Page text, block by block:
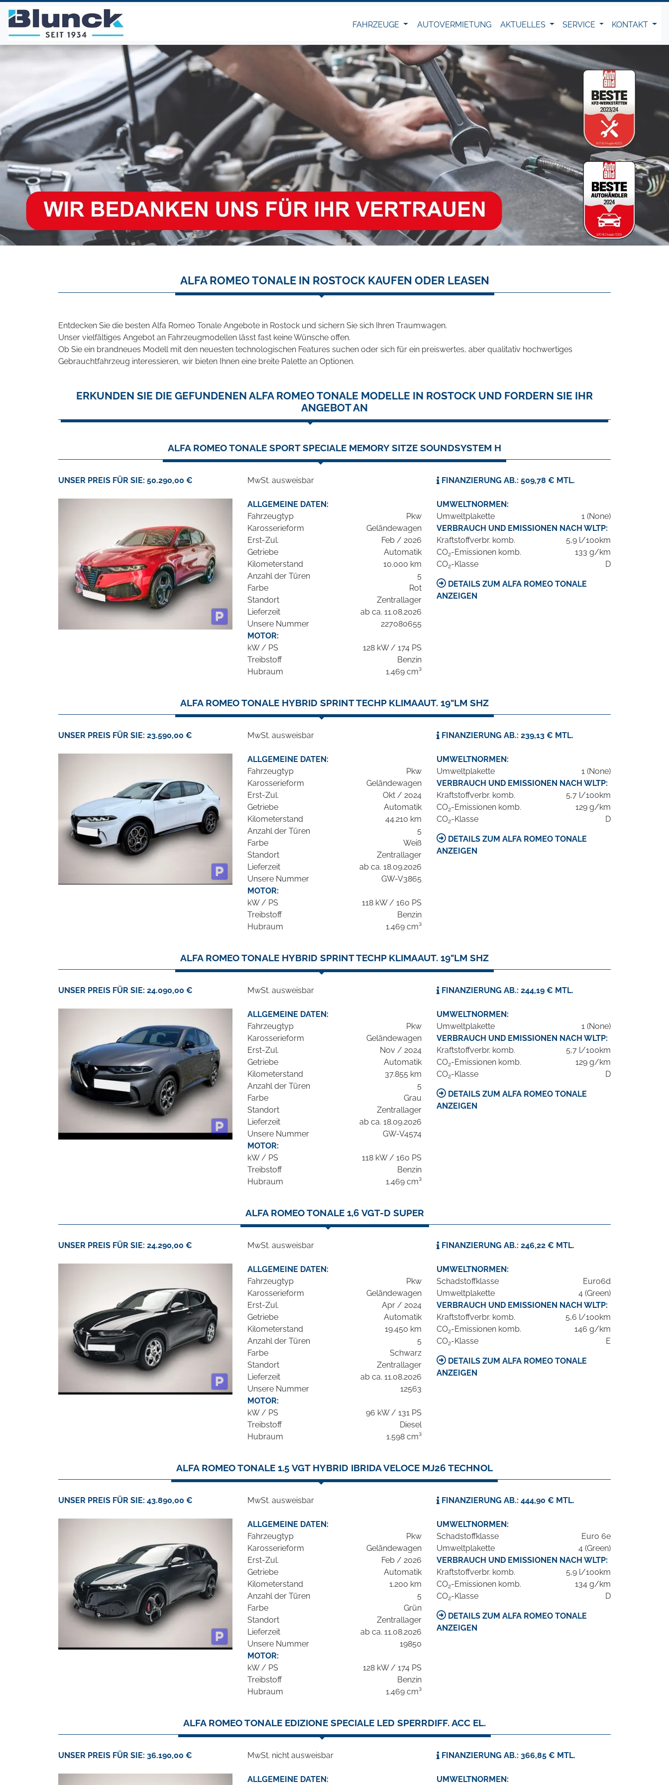
FAHRZEUGE AUTOVERMIETUNG AKTUELLES SERVICE KONTAKT
ALFA ROMEO TONALE IN ROSTOCK KAUFEN ODER LEASEN
Entdecken Sie die besten Alfa Romeo Tonale Angebote in Rostock und sichern Sie sich Ihren Traumwagen.
Unser vielfältiges Angebot an Fahrzeugmodellen lässt fast keine Wünsche offen.
Ob Sie ein brandneues Modell mit den neuesten technologischen Features suchen oder sich für ein preiswertes, aber qualitativ hochwertiges
Gebrauchtfahrzeug interessieren, wir bieten Ihnen eine breite Palette an Optionen.
ERKUNDEN SIE DIE GEFUNDENEN ALFA ROMEO TONALE MODELLE IN ROSTOCK UND FORDERN SIE IHR
ANGEBOT AN
ALFA ROMEO TONALE SPORT SPECIALE MEMORY SITZE SOUNDSYSTEM H
UNSER PREIS FÜR SIE: 50.290,00 € MwSt. ausweisbar FINANZIERUNG AB.: 509,78 € MTL.
ALLGEMEINE DATEN:
Fahrzeugtyp
Pkw
Karosserieform
Geländewagen
Erst-Zul.
Feb / 2026
Getriebe
Automatik
Kilometerstand
10.000 km
Anzahl der Türen
5
Farbe
Rot
Standort
Zentrallager
Lieferzeit
ab ca. 11.08.2026
Unsere Nummer
227080655
MOTOR:
kW / PS
128 kW / 174 PS
Treibstoff
Benzin
Hubraum
1.469 cm³
UMWELTNORMEN:
Umweltplakette
1 (None)
VERBRAUCH UND EMISSIONEN NACH WLTP:
Kraftstoffverbr. komb.
5,9 l/100km
CO2-Emissionen komb.
133 g/km
CO2-Klasse D
DETAILS ZUM ALFA ROMEO TONALE
ANZEIGEN
ALFA ROMEO TONALE HYBRID SPRINT TECHP KLIMAAUT. 19"LM SHZ
UNSER PREIS FÜR SIE: 23.590,00 € MwSt. ausweisbar FINANZIERUNG AB.: 239,13 € MTL.
ALLGEMEINE DATEN:
Fahrzeugtyp
Pkw
Karosserieform
Geländewagen
Erst-Zul.
Okt / 2024
Getriebe
Automatik
Kilometerstand
44.210 km
Anzahl der Türen
5
Farbe
Weiß
Standort
Zentrallager
Lieferzeit
ab ca. 18.09.2026
Unsere Nummer
GW-V3865
MOTOR:
kW / PS
118 kW / 160 PS
Treibstoff
Benzin
Hubraum
1.469 cm³
UMWELTNORMEN:
Umweltplakette
1 (None)
VERBRAUCH UND EMISSIONEN NACH WLTP:
Kraftstoffverbr. komb.
5,7 l/100km
CO2-Emissionen komb.
129 g/km
CO2-Klasse D
DETAILS ZUM ALFA ROMEO TONALE
ANZEIGEN
ALFA ROMEO TONALE HYBRID SPRINT TECHP KLIMAAUT. 19"LM SHZ
UNSER PREIS FÜR SIE: 24.090,00 € MwSt. ausweisbar FINANZIERUNG AB.: 244,19 € MTL.
ALLGEMEINE DATEN:
Fahrzeugtyp
Pkw
Karosserieform
Geländewagen
Erst-Zul.
Nov / 2024
Getriebe
Automatik
Kilometerstand
37.855 km
Anzahl der Türen
5
Farbe
Grau
Standort
Zentrallager
Lieferzeit
ab ca. 18.09.2026
Unsere Nummer
GW-V4574
MOTOR:
kW / PS
118 kW / 160 PS
Treibstoff
Benzin
Hubraum
1.469 cm³
UMWELTNORMEN:
Umweltplakette
1 (None)
VERBRAUCH UND EMISSIONEN NACH WLTP:
Kraftstoffverbr. komb.
5,7 l/100km
CO2-Emissionen komb.
129 g/km
CO2-Klasse D
DETAILS ZUM ALFA ROMEO TONALE
ANZEIGEN
ALFA ROMEO TONALE 1,6 VGT-D SUPER
UNSER PREIS FÜR SIE: 24.290,00 € MwSt. ausweisbar FINANZIERUNG AB.: 246,22 € MTL.
ALLGEMEINE DATEN:
Fahrzeugtyp
Pkw
Karosserieform
Geländewagen
Erst-Zul.
Apr / 2024
Getriebe
Automatik
Kilometerstand
19.450 km
Anzahl der Türen
5
Farbe
Schwarz
Standort
Zentrallager
Lieferzeit
ab ca. 11.08.2026
Unsere Nummer
12563
MOTOR:
kW / PS
96 kW / 131 PS
Treibstoff
Diesel
Hubraum
1.598 cm³
UMWELTNORMEN:
Schadstoffklasse
Euro6d
Umweltplakette
4 (Green)
VERBRAUCH UND EMISSIONEN NACH WLTP:
Kraftstoffverbr. komb.
5,6 l/100km
CO2-Emissionen komb.
146 g/km
CO2-Klasse E
DETAILS ZUM ALFA ROMEO TONALE
ANZEIGEN
ALFA ROMEO TONALE 1.5 VGT HYBRID IBRIDA VELOCE MJ26 TECHNOL
UNSER PREIS FÜR SIE: 43.890,00 € MwSt. ausweisbar FINANZIERUNG AB.: 444,90 € MTL.
ALLGEMEINE DATEN:
Fahrzeugtyp
Pkw
Karosserieform
Geländewagen
Erst-Zul.
Feb / 2026
Getriebe
Automatik
Kilometerstand
1.200 km
Anzahl der Türen
5
Farbe
Grün
Standort
Zentrallager
Lieferzeit
ab ca. 11.08.2026
Unsere Nummer
19850
MOTOR:
kW / PS
128 kW / 174 PS
Treibstoff
Benzin
Hubraum
1.469 cm³
UMWELTNORMEN:
Schadstoffklasse
Euro 6e
Umweltplakette
4 (Green)
VERBRAUCH UND EMISSIONEN NACH WLTP:
Kraftstoffverbr. komb.
5,9 l/100km
CO2-Emissionen komb.
134 g/km
CO2-Klasse D
DETAILS ZUM ALFA ROMEO TONALE
ANZEIGEN
ALFA ROMEO TONALE EDIZIONE SPECIALE LED SPERRDIFF. ACC EL.
UNSER PREIS FÜR SIE: 36.190,00 € MwSt. nicht ausweisbar FINANZIERUNG AB.: 366,85 € MTL.
ALLGEMEINE DATEN: UMWELTNORMEN: